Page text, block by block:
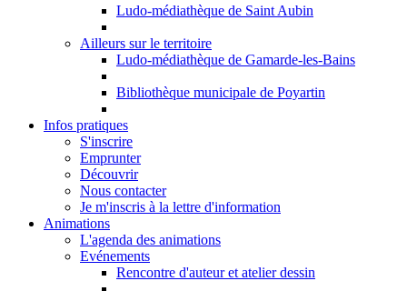
Ludo-médiathèque de Saint Aubin
Ailleurs sur le territoire
Ludo-médiathèque de Gamarde-les-Bains
Bibliothèque municipale de Poyartin
Infos pratiques
S'inscrire
Emprunter
Découvrir
Nous contacter
Je m'inscris à la lettre d'information
Animations
L'agenda des animations
Evénements
Rencontre d'auteur et atelier dessin